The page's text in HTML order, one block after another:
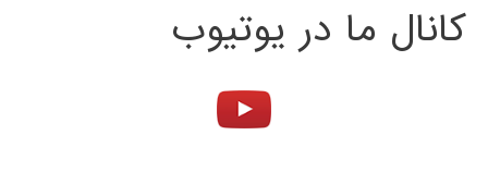
کانال ما در یوتیوب